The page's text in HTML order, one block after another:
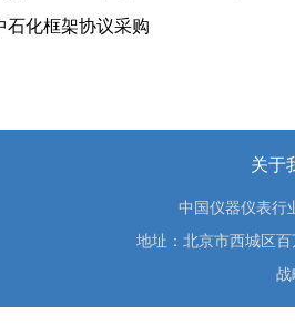
石化框架协议采购
关于
中国仪器仪表
地址：北京市西城区
战